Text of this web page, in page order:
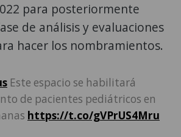
para posteriormente
de análisis y evaluaciones
hacer los nombramientos.
Este espacio se habilitará
de pacientes pediátricos en
https://t.co/gVPrUS4Mru